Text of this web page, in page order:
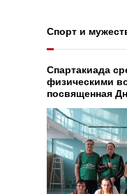
Спорт и
Спартакиада
физическими
посвященная